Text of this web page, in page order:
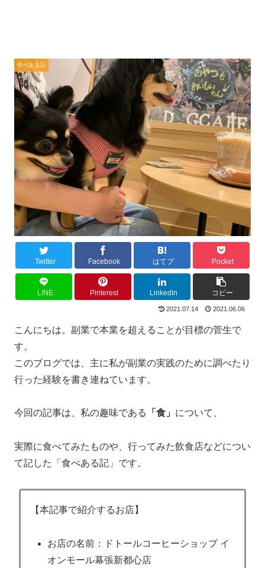
食べある記
Twitter Facebook はてブ Pocket
LINE Pinterest LinkedIn コピー
2021.07.14 2021.06.06
こんにちは。副業で本業を超えることが目標の菅生で
す。
このブログでは、主に私が副業の実践のために調べたり
行った経験を書き連ねています。
今回の記事は、私の趣味である 「食」 について、
実際に食べてみたものや、行ってみた飲食店などについ
て記した「食べある記」です。
【本記事で紹介するお店】
お店の名前：ドトールコーヒーショップ イ
オンモール幕張新都心店